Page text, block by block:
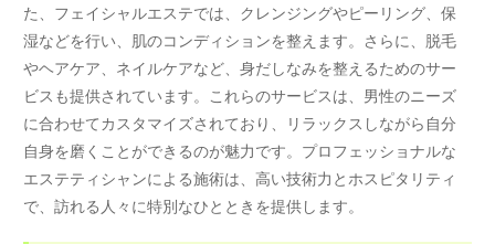
た、フェイシャルエステでは、クレンジングやピーリング、保
湿などを行い、肌のコンディションを整えます。さらに、脱毛
やヘアケア、ネイルケアなど、身だしなみを整えるためのサー
ビスも提供されています。これらのサービスは、男性のニーズ
に合わせてカスタマイズされており、リラックスしながら自分
自身を磨くことができるのが魅力です。プロフェッショナルな
エステティシャンによる施術は、高い技術力とホスピタリティ
で、訪れる人々に特別なひとときを提供します。